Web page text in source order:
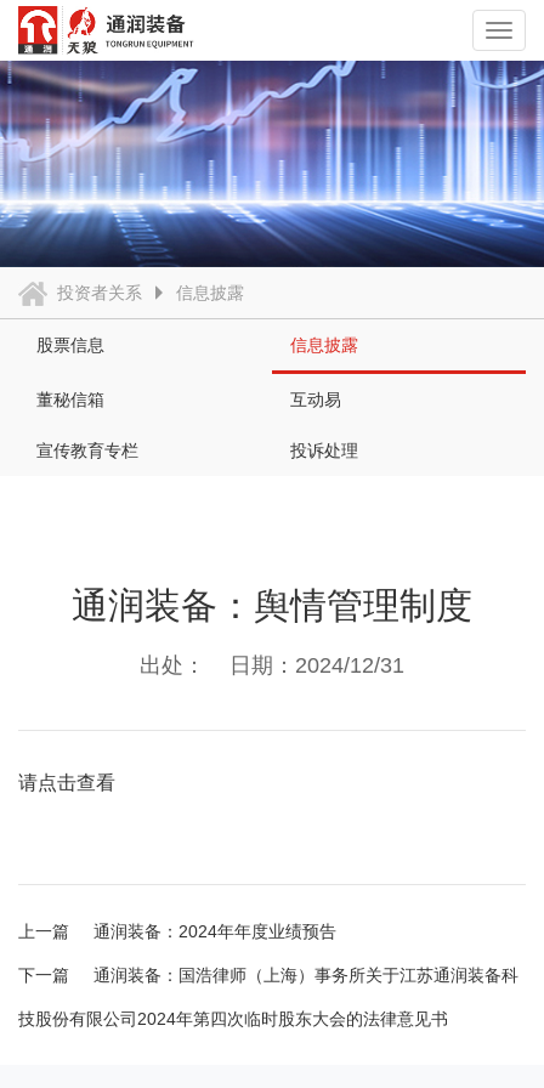
投资者关系 信息披露
股票信息 信息披露
董秘信箱 互动易
宣传教育专栏 投诉处理
通润装备：舆情管理制度
出处： 日期：2024/12/31
请点击查看
上一篇 通润装备：2024年年度业绩预告
下一篇 通润装备：国浩律师（上海）事务所关于江苏通润装备科
技股份有限公司2024年第四次临时股东大会的法律意见书